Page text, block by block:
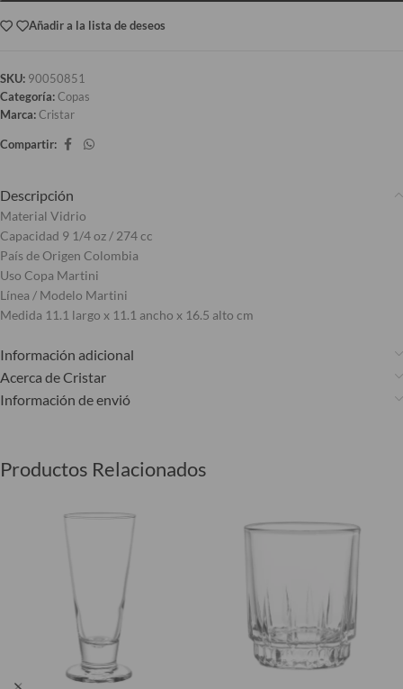
Añadir a la lista de deseos
SKU: 90050851
Categoría:Copas
Marca:Cristar
Compartir:
Descripción
Material Vidrio
Capacidad 9 1/4 oz / 274 cc
País de Origen Colombia
Uso Copa Martini
Línea / Modelo Martini
Medida 11.1 largo x 11.1 ancho x 16.5 alto cm
Información adicional
Acerca de Cristar
Información de envió
Productos Relacionados